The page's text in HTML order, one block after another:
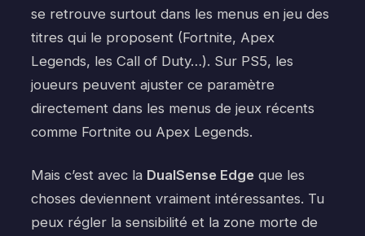
se retrouve surtout dans les menus en jeu des
titres qui le proposent (Fortnite, Apex
Legends, les Call of Duty…). Sur PS5, les
joueurs peuvent ajuster ce paramètre
directement dans les menus de jeux récents
comme Fortnite ou Apex Legends.
Mais c’est avec la DualSense Edge que les
choses deviennent vraiment intéressantes. Tu
peux régler la sensibilité et la zone morte de